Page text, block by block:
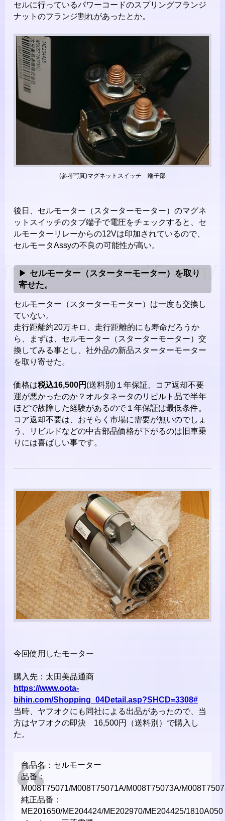
セルに行っているパワーコードのスプリングフランジ
ナットのフランジ割れがあったとか。
(参考写真)マグネットスイッチ 端子部
後日、セルモーター（スターターモーター）のマグネ
ットスイッチのタブ端子で電圧をチェックすると、セ
ルモーターリレーからの12Vは印加されているので、
セルモータAssyの不良の可能性が高い。
セルモーター（スターターモーター）を取り
寄せた。
セルモーター（スターターモーター）は一度も交換し
ていない。
走行距離約20万キロ、走行距離的にも寿命だろうか
ら、まずは、セルモーター（スターターモーター）交
換してみる事とし、社外品の新品スターターモーター
を取り寄せた。
価格は税込16,500円 (送料別)１年保証、コア返却不要
運が悪かったのか？オルタネータのリピルト品で半年
ほどで故障した経験があるので１年保証は最低条件。
コア返却不要は、おそらく市場に需要が無いのでしょ
う、リビルドなどの中古部品価格が下がるのは旧車乗
りには喜ばしい事です。
今回使用したモーター
購入先：太田美品通商
https://www.oota-
bihin.com/Shopping_04Detail.asp?SHCD=3308#
当時、ヤフオクにも同社による出品があったので、当
方はヤフオクの即決 16,500円（送料別）で購入し
た。
商品名：セルモーター
品番：
M008T75071/M008T75071A/M008T75073A/
純正品番：
ME201650/ME204424/ME202970/ME204425/1810A050